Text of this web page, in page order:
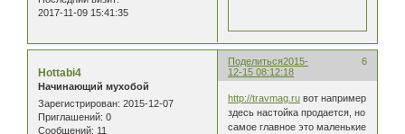
2017-11-09 15:41:35
Поделиться 6
2015-
12-15 08:12:18
Hottabi4
Начинающий мухобой
Зарегистрирован: 2015-12-07
Приглашений: 0
Сообщений: 11
http://travmag.ru вот например
здесь настойка продается, но
самое главное это маленькие